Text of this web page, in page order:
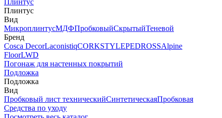
Плинтус
Плинтус
Вид
МикроплинтусМДФПробковыйСкрытыйТеневой
Бренд
Cosca DecorLaconistiqCORKSTYLEPEDROSSAlpine
FloorLWD
Погонаж для настенных покрытий
Подложка
Подложка
Вид
Пробковый лист техническийСинтетическаяПробковая
Средства по уходу